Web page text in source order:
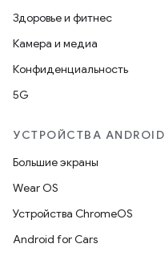
Здоровье и фитнес
Камера и медиа
Конфиденциальность
5G
УСТРОЙСТВА ANDROID
Большие экраны
Wear OS
Устройства ChromeOS
Android for Cars